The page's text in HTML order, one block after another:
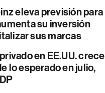
eleva previsión para
su inversión
sus marcas
en EE.UU. crece
lo esperado en julio,